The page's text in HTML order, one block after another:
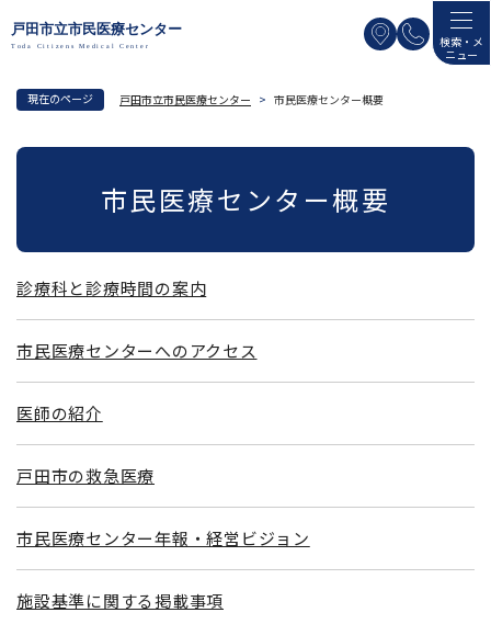
ー
検索・メ
ニュー
現在のページ 戸田市立市民医療センター > 市民医療センター概要
本
市民医療センター概要
診療科と診療時間の案内
市民医療センターへのアクセス
医師の紹介
戸田市の救急医療
市民医療センター年報・経営ビジョン
施設基準に関する掲載事項